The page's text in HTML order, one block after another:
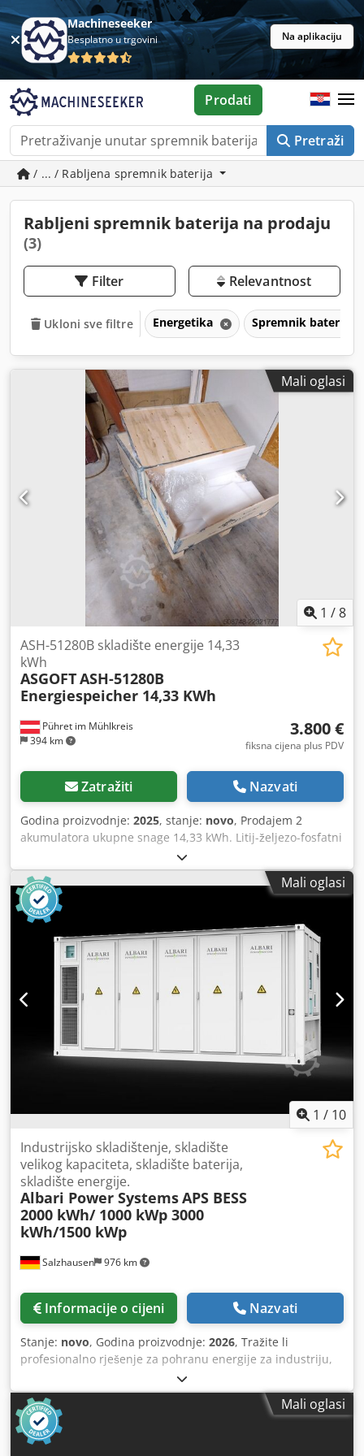
Machineseeker
Besplatno u trgovini Na aplikaciju
Pretraži
Prodati
/ ... / Rabljena spremnik baterija
Rabljeni spremnik baterija na prodaju
(3)
Filter Relevantnost
Ukloni sve filtre Energetika Spremnik baterija
Mali oglasi
1 /8
Pühret im Mühlkreis
394 km
ASH-51280B skladište energije 14,33
kWh
ASGOFTASH-51280B
Energiespeicher 14,33 KWh
3.800 €
fiksna cijena plus PDV
Zatražiti Nazvati
Godina proizvodnje: 2025, stanje: novo, Prodajem 2
akumulatora ukupne snage 14,33 kWh. Litij-željezo-fosfatni
akumulator, cijena po komadu: 1900,00 kn = ukupno
3800,00 kn. Cjdjzlhxvepfx Ankoha
Mali oglasi
1 / 10
Salzhausen 976 km
Industrijsko skladištenje, skladište
velikog kapaciteta, skladište baterija,
skladište energije.
Albari Power SystemsAPS BESS
2000 kWh/ 1000 kWp 3000
kWh/1500 kWp
Informacije o cijeni Nazvati
Stanje: novo, Godina proizvodnje: 2026, Tražite li
profesionalno rješenje za pohranu energije za industriju,
obrtništvo, poljoprivredu, fotovoltaičke sustave ili
napajanje u slučaju prekida električne energije? S
baterijskim sustavom pohrane APS 2000 kWh – 4000 kWh,
Albari Power Systems GmbH nudi visokokvalitetan i
skalabilan sustav pohrane energije za zahtjevne primjene.
Mali oglasi